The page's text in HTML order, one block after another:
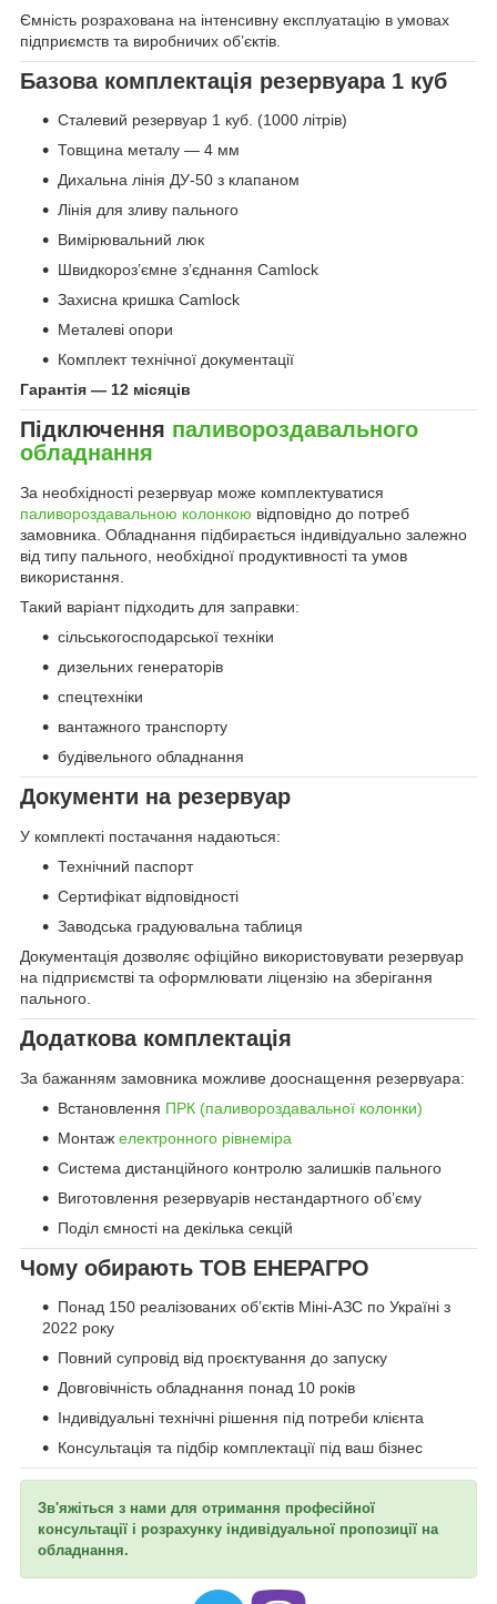
Ємність розрахована на інтенсивну експлуатацію в умовах
підприємств та виробничих об’єктів.
Базова комплектація резервуара 1 куб
Сталевий резервуар 1 куб. (1000 літрів)
Товщина металу — 4 мм
Дихальна лінія ДУ-50 з клапаном
Лінія для зливу пального
Вимірювальний люк
Швидкороз’ємне з’єднання Camlock
Захисна кришка Camlock
Металеві опори
Комплект технічної документації
Гарантія — 12 місяців
Підключення паливороздавального
обладнання
За необхідності резервуар може комплектуватися
паливороздавальною колонкою відповідно до потреб
замовника. Обладнання підбирається індивідуально залежно
від типу пального, необхідної продуктивності та умов
використання.
Такий варіант підходить для заправки:
сільськогосподарської техніки
дизельних генераторів
спецтехніки
вантажного транспорту
будівельного обладнання
Документи на резервуар
У комплекті постачання надаються:
Технічний паспорт
Сертифікат відповідності
Заводська градуювальна таблиця
Документація дозволяє офіційно використовувати резервуар
на підприємстві та оформлювати ліцензію на зберігання
пального.
Додаткова комплектація
За бажанням замовника можливе дооснащення резервуара:
Встановлення ПРК (паливороздавальної колонки)
Монтаж електронного рівнеміра
Система дистанційного контролю залишків пального
Виготовлення резервуарів нестандартного об’єму
Поділ ємності на декілька секцій
Чому обирають ТОВ ЕНЕРАГРО
Понад 150 реалізованих об’єктів Міні-АЗС по Україні з
2022 року
Повний супровід від проєктування до запуску
Довговічність обладнання понад 10 років
Індивідуальні технічні рішення під потреби клієнта
Консультація та підбір комплектації під ваш бізнес
Зв'яжіться з нами для отримання професійної
консультації і розрахунку індивідуальної пропозиції на
обладнання.